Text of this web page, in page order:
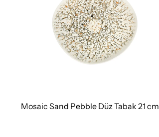
Mosaic Sand Pebble Düz Tabak 21 cm